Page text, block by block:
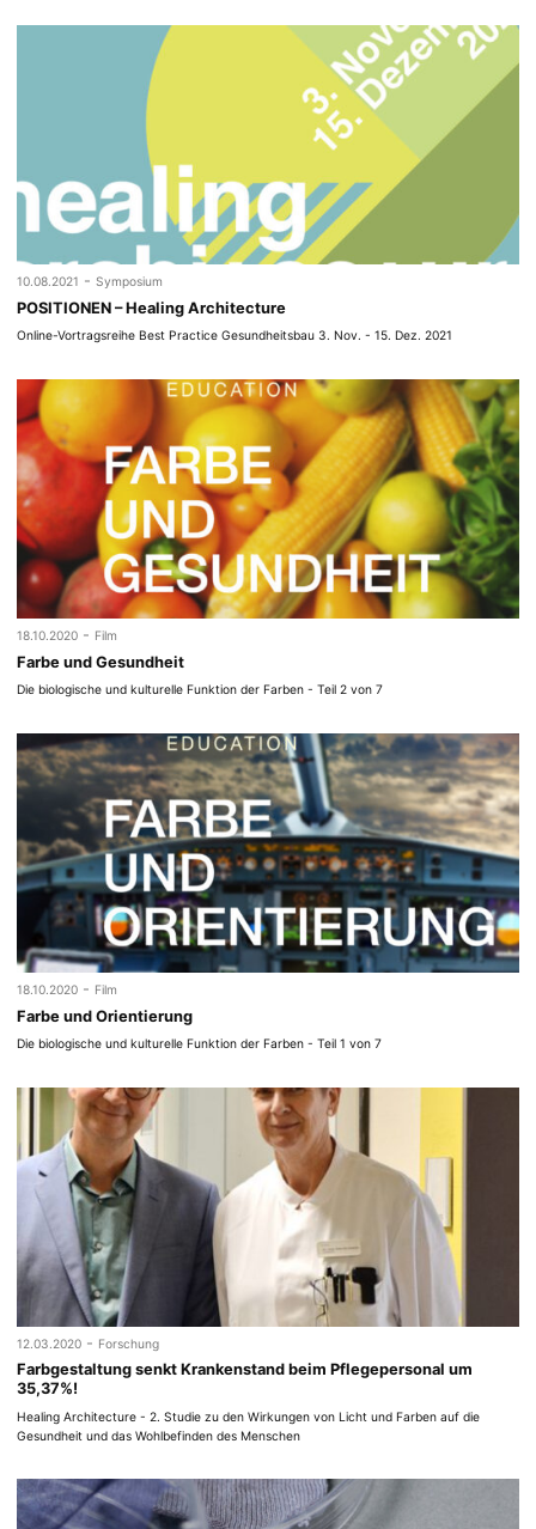
10.08.2021 - Symposium
POSITIONEN – Healing Architecture
Online-Vortragsreihe Best Practice Gesundheitsbau 3. Nov. - 15. Dez. 2021
18.10.2020 - Film
Farbe und Gesundheit
Die biologische und kulturelle Funktion der Farben - Teil 2 von 7
18.10.2020 - Film
Farbe und Orientierung
Die biologische und kulturelle Funktion der Farben - Teil 1 von 7
12.03.2020 - Forschung
Farbgestaltung senkt Krankenstand beim Pflegepersonal um
35,37%!
Healing Architecture - 2. Studie zu den Wirkungen von Licht und Farben auf die
Gesundheit und das Wohlbefinden des Menschen